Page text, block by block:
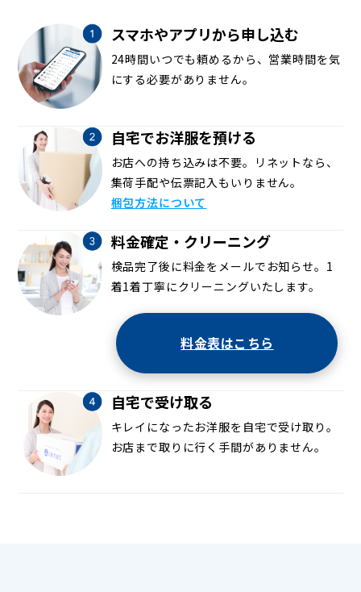
スマホやアプリから申し込む
24時間いつでも頼めるから、営業時間を気
にする必要がありません。
自宅でお洋服を預ける
お店への持ち込みは不要。リネットなら、
集荷手配や伝票記入もいりません。
梱包方法について
料金確定・クリーニング
検品完了後に料金をメールでお知らせ。1
着1着丁寧にクリーニングいたします。
料金表はこちら
自宅で受け取る
キレイになったお洋服を自宅で受け取り。
お店まで取りに行く手間がありません。